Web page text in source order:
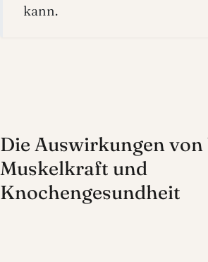
kann.
Die Auswirkungen von
Muskelkraft und
Knochengesundheit